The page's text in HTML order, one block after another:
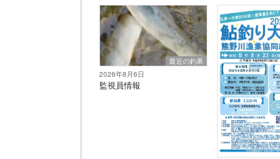
最近の釣果
2026年8月6日
監視員情報